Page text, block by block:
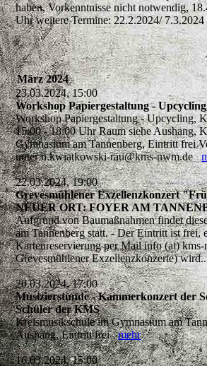
haben, Vorkenntnisse nicht notwendig,
Uhr weitere Termine: 22.2.2024/
März 2024
23.03.2024, 15:00
Workshop Papiergestaltung -
Workshop Papiergestaltung - Upcycling,
15:00 - 18:00 Uhr Raum siehe Aushang,
Gymnasium am Tannenberg, Eintritt frei
unter n.kwiatkowski-rau@kms-nwm.de
22.03.2024, 19:00
Grevesmühlener Exzellenzkonzert
NEUER ORT: FOYER AM
Aufgrund von Baumaßnahmen findet
am Tannenberg statt. - Der Eintritt ist frei,
Kartenreservierung per Mail info (at)
Grevesmühlener Exzellenzkonzerte)
20.03.2024, 17:00
Musizierstunde - Kammerkonzert der
Schüler der KMS
Kreismusikschule im Gymnasium am
Aushang, Eintritt freimehr
16.03.2024, 15:00